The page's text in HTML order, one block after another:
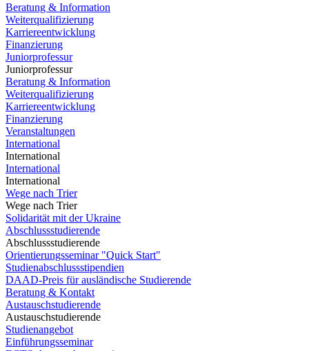
Beratung & Information
Weiterqualifizierung
Karriereentwicklung
Finanzierung
Juniorprofessur
Juniorprofessur
Beratung & Information
Weiterqualifizierung
Karriereentwicklung
Finanzierung
Veranstaltungen
International
International
International
International
Wege nach Trier
Wege nach Trier
Solidarität mit der Ukraine
Abschlussstudierende
Abschlussstudierende
Orientierungsseminar "Quick Start"
Studienabschlussstipendien
DAAD-Preis für ausländische Studierende
Beratung & Kontakt
Austauschstudierende
Austauschstudierende
Studienangebot
Einführungsseminar